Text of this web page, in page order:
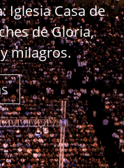
Iglesia Casa de
de Gloria,
milagros.